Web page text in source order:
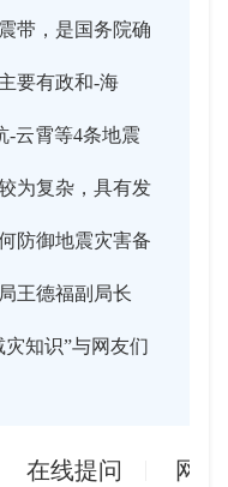
带，是国务院确
要有政和-海
-云霄等4条地震
为复杂，具有发
防御地震灾害备
王德福副局长
知识”与网友们
在线提问 网